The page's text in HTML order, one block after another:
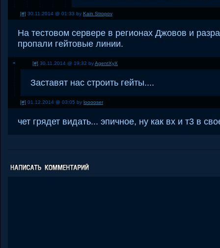
[#] 30.11.2014 @ 01:33 by Kain Stropov
На тестовом сервере в регионах Джовов и
пропали гейтовые линии.
[#] 30.11.2014 @ 19:32 byAgentXyX
Заставят нас строить гейты....
[#] 01.12.2014 @ 03:05 by looooser
чет грядет видать... эпичное, ну как вх и т3 в